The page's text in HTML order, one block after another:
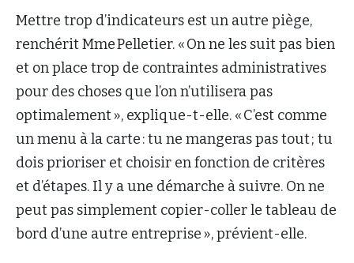
Mettre trop d’indicateurs est un autre piège,
renchérit Mme Pelletier. « On ne les suit pas bien
et on place trop de contraintes administratives
pour des choses que l’on n’utilisera pas
optimalement », explique-t-elle. « C’est comme
un menu à la carte : tu ne mangeras pas tout ; tu
dois prioriser et choisir en fonction de critères
et d’étapes. Il y a une démarche à suivre. On ne
peut pas simplement copier-coller le tableau de
bord d’une autre entreprise », prévient-elle.